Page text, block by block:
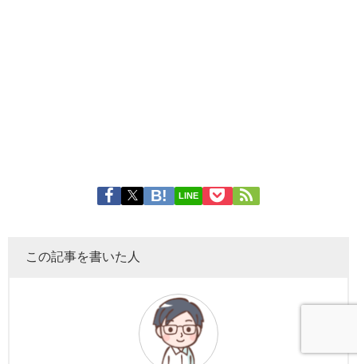
LINE
この記事を書いた人